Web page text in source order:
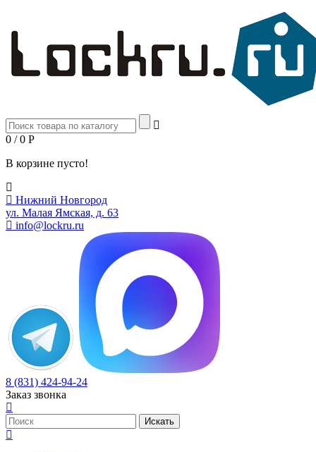
0 / 0 Р
В корзине пусто!
Нижний Новгород
ул. Малая Ямская, д. 63
info@lockru.ru
8 (831) 424-94-24
Заказ звонка